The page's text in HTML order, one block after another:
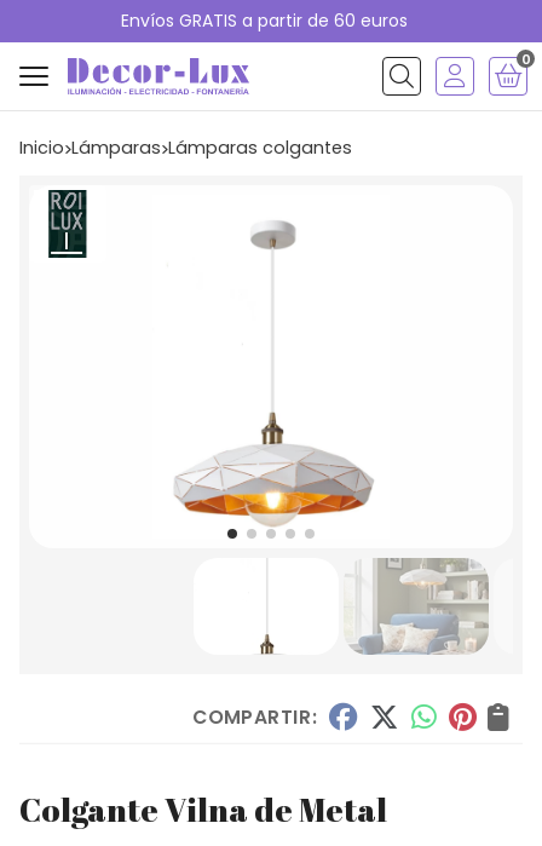
Envíos GRATIS a partir de 60 euros
Buscar
0
Inicio lámparas lámparas colgantes
COMPARTIR:
Colgante Vilna de Metal